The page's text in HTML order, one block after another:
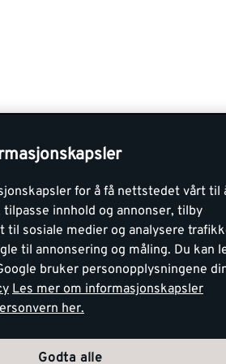
for å få nettstedet vårt til
innhold og annonser, tilby
sosiale medier og analysere
til annonsering og måling. Du kan
bruker personopplysningene
Les mer om informasjonskapsler
her.
Godta alle